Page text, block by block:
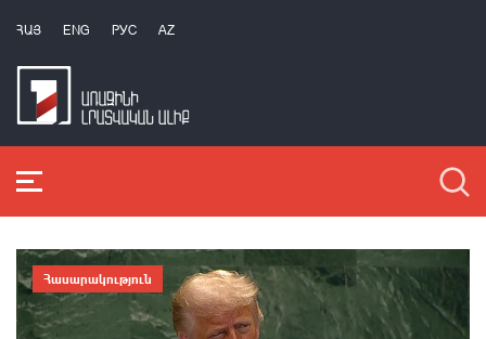
ՀԱՅ ENG РУС AZ
Հասարակություն